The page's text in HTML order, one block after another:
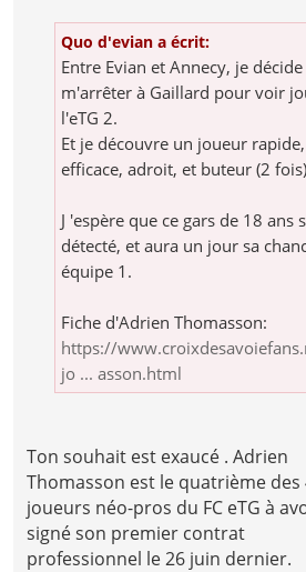
Quo d'evian a écrit:
Entre Evian et Annecy, je
m'arrêter à Gaillard pour voir
l'eTG 2.
Et je découvre un joueur rapide,
efficace, adroit, et buteur (2
J 'espère que ce gars de 18 ans
détecté, et aura un jour sa
équipe 1.
Fiche d'Adrien Thomasson:
https://
jo ... asson.html
Ton souhait est exaucé . Adrien
Thomasson est le quatrième des
joueurs néo-pros du FC eTG à
signé son premier contrat
professionnel le 26 juin dernier.